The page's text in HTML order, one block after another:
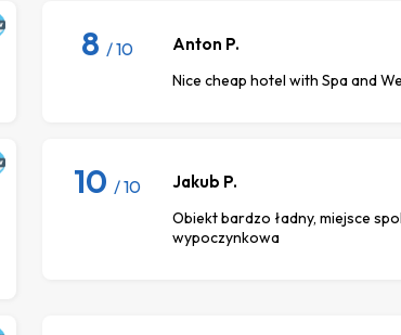
8 / 10 Anton P.
Nice cheap hotel with Spa and
10 / 10 Jakub P.
Obiekt bardzo ładny, miejsce
wypoczynkowa